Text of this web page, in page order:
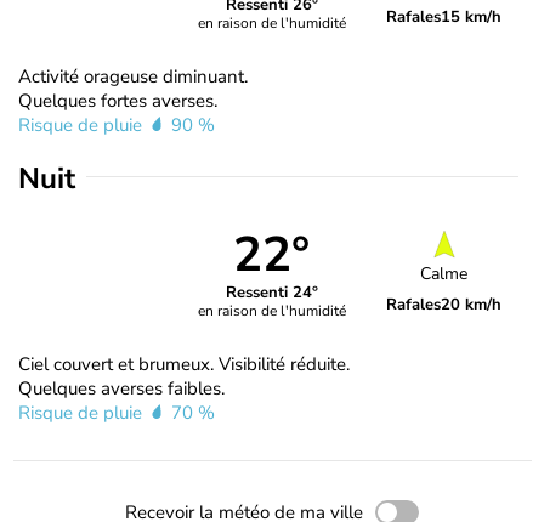
Ressenti 26°
en raison de l'humidité Rafales15 km/h
Activité orageuse diminuant.
Quelques fortes averses.
Risque de pluie
90 %
Nuit
22°
Ressenti 24°
en raison de l'humidité
Calme
Rafales20 km/h
Ciel couvert et brumeux. Visibilité réduite.
Quelques averses faibles.
Risque de pluie
70 %
Recevoir la météo de ma ville